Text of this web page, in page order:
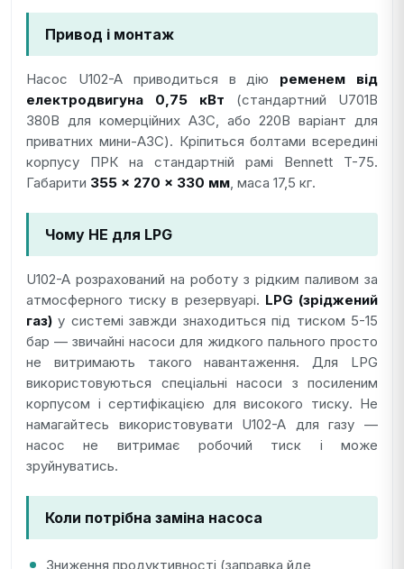
Привод і монтаж
Насос U102-A приводиться в дію ременем від
електродвигуна 0,75 кВт (стандартний U701B
380В для комерційних АЗС, або 220В варіант для
приватних мини-АЗС). Кріпиться болтами всередині
корпусу ПРК на стандартній рамі Bennett T-75.
Габарити 355 × 270 × 330 мм, маса 17,5 кг.
Чому НЕ для LPG
U102-A розрахований на роботу з рідким паливом за
атмосферного тиску в резервуарі. LPG (зріджений
газ) у системі завжди знаходиться під тиском 5-15
бар — звичайні насоси для жидкого пального просто
не витримають такого навантаження. Для LPG
використовуються спеціальні насоси з посиленим
корпусом і сертифікацією для високого тиску. Не
намагайтесь використовувати U102-A для газу —
насос не витримає робочий тиск і може
зруйнуватись.
Коли потрібна заміна насоса
Зниження продуктивності (заправка йде